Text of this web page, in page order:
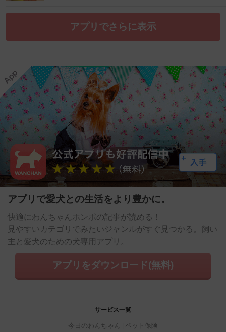
アプリでさらに表示
アプリで愛犬との生活をより豊かに。
快適にわんちゃんホンポの記事が読める！
見やすいカテゴリでみたいジャンルがすぐ見つかる。飼い
主と愛犬のための犬専用アプリ。
アプリをダウンロード(無料)
サービス一覧
今日のわんちゃん ペット保険